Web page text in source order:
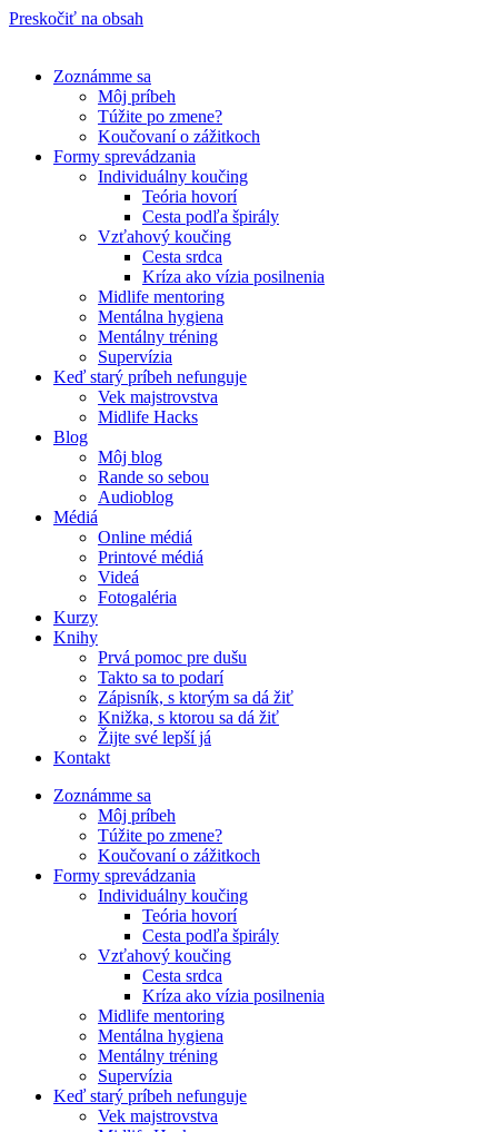
Preskočiť na obsah
Zoznámme sa
Môj príbeh
Túžite po zmene?
Koučovaní o zážitkoch
Formy sprevádzania
Individuálny koučing
Teória hovorí
Cesta podľa špirály
Vzťahový koučing
Cesta srdca
Kríza ako vízia posilnenia
Midlife mentoring
Mentálna hygiena
Mentálny tréning
Supervízia
Keď starý príbeh nefunguje
Vek majstrovstva
Midlife Hacks
Blog
Môj blog
Rande so sebou
Audioblog
Médiá
Online médiá
Printové médiá
Videá
Fotogaléria
Kurzy
Knihy
Prvá pomoc pre dušu
Takto sa to podarí
Zápisník, s ktorým sa dá žiť
Knižka, s ktorou sa dá žiť
Žijte své lepší já
Kontakt
Zoznámme sa
Môj príbeh
Túžite po zmene?
Koučovaní o zážitkoch
Formy sprevádzania
Individuálny koučing
Teória hovorí
Cesta podľa špirály
Vzťahový koučing
Cesta srdca
Kríza ako vízia posilnenia
Midlife mentoring
Mentálna hygiena
Mentálny tréning
Supervízia
Keď starý príbeh nefunguje
Vek majstrovstva